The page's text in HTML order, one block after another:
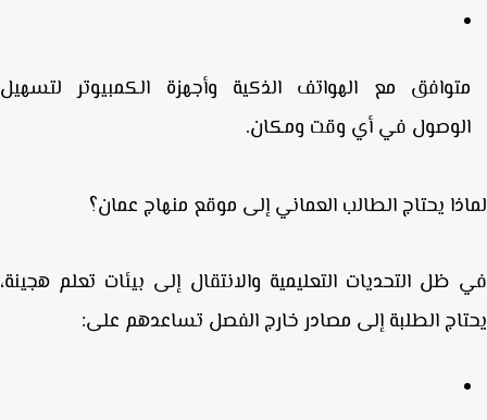
مع الهواتف الذكيةوأجهزة الكمبيوتر لتسهيل
في أي وقت ومكان.
يحتاج الطالب العماني إلى موقع منهاج عمان؟
التحديات التعليمية والانتقال إلى بيئات تعلم هجينة،
الطلبة إلى مصادر خارج الفصل تساعدهم على: